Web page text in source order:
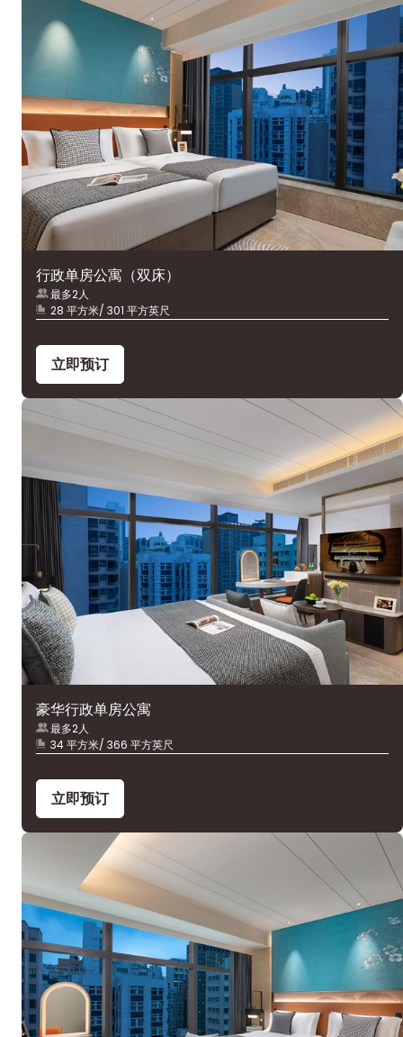
行政单房公寓（双床）
最多2人
28 平方米/ 301 平方英尺
立即预订
豪华行政单房公寓
最多2人
34 平方米/ 366 平方英尺
立即预订